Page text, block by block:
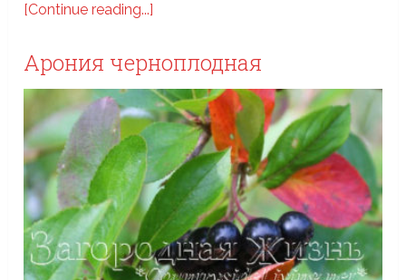
[Continue reading...]
Арония черноплодная